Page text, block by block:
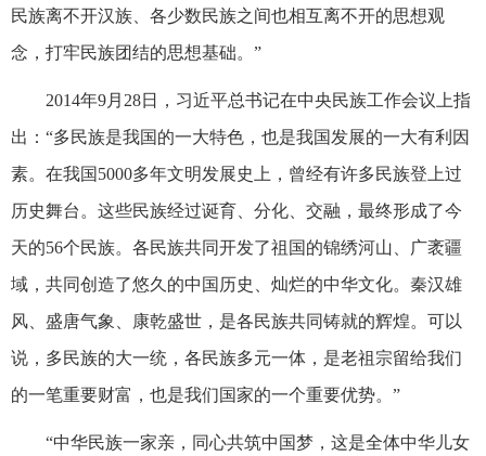
民族离不开汉族、各少数民族之间也相互离不开的思想观
念，打牢民族团结的思想基础。”
2014年9月28日，习近平总书记在中央民族工作会议上指
出：“多民族是我国的一大特色，也是我国发展的一大有利因
素。在我国5000多年文明发展史上，曾经有许多民族登上过
历史舞台。这些民族经过诞育、分化、交融，最终形成了今
天的56个民族。各民族共同开发了祖国的锦绣河山、广袤疆
域，共同创造了悠久的中国历史、灿烂的中华文化。秦汉雄
风、盛唐气象、康乾盛世，是各民族共同铸就的辉煌。可以
说，多民族的大一统，各民族多元一体，是老祖宗留给我们
的一笔重要财富，也是我们国家的一个重要优势。”
“中华民族一家亲，同心共筑中国梦，这是全体中华儿女